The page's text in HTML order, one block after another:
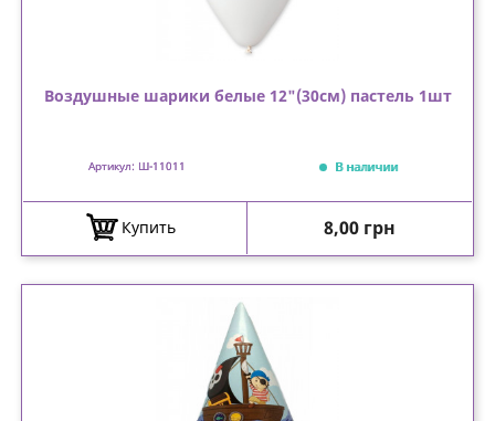
Воздушные шарики белые 12"(30см) пастель 1шт
Артикул: Ш-11011 В наличии
Купить Цена
8,00 грн